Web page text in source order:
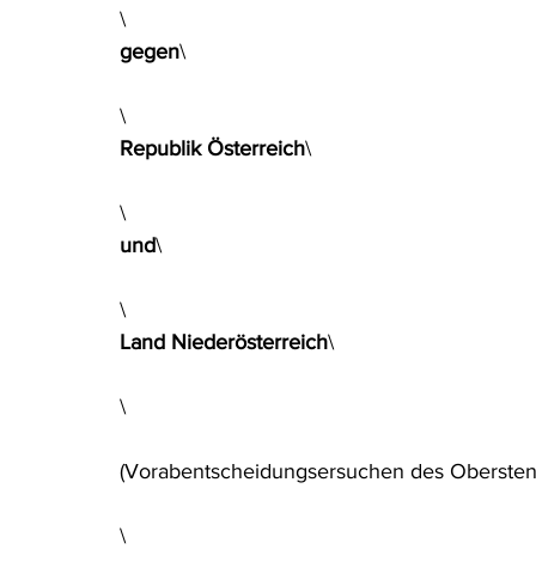
\
gegen\
\
Republik Österreich\
\
und\
\
Land Niederösterreich\
\
(Vorabentscheidungsersuchen des
\